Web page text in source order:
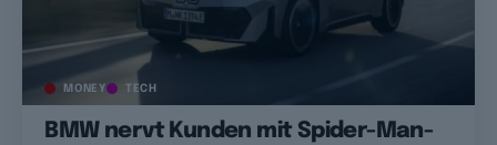
MONEY TECH
BMW nervt Kunden mit Spider-Man-